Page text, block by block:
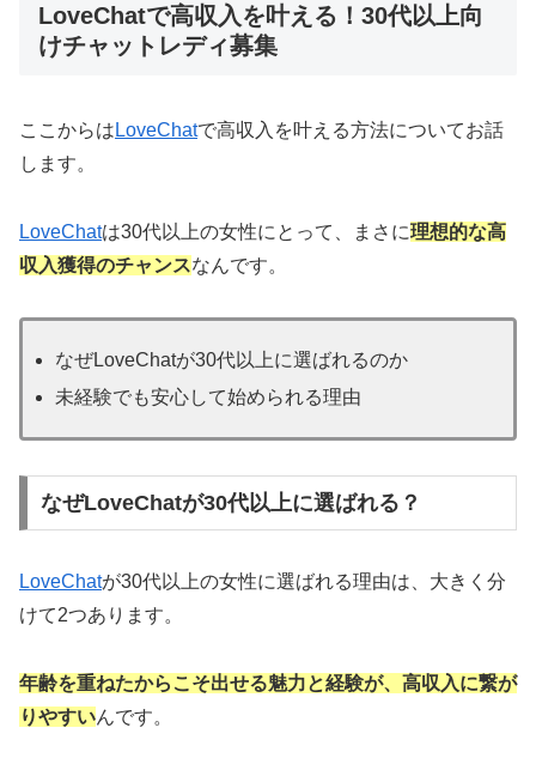
LoveChatで高収入を叶える！30代以上向
けチャットレディ募集
ここからは LoveChatで高収入を叶える方法についてお話
します。
LoveChatは30代以上の女性にとって、まさに理想的な高
収入獲得のチャンスなんです。
なぜLoveChatが30代以上に選ばれるのか
未経験でも安心して始められる理由
なぜLoveChatが30代以上に選ばれる？
LoveChatが30代以上の女性に選ばれる理由は、大きく分
けて2つあります。
年齢を重ねたからこそ出せる魅力と経験が、高収入に繋が
りやすいんです。